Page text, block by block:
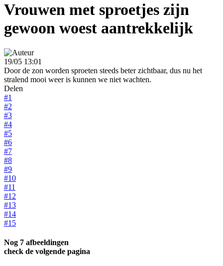
Vrouwen met sproetjes zijn
gewoon woest aantrekkelijk
19/05 13:01
Door de zon worden sproeten steeds beter zichtbaar, dus nu het
stralend mooi weer is kunnen we niet wachten.
Delen
#1
#2
#3
#4
#5
#6
#7
#8
#9
#10
#11
#12
#13
#14
#15
Nog 7 afbeeldingen
check de volgende pagina